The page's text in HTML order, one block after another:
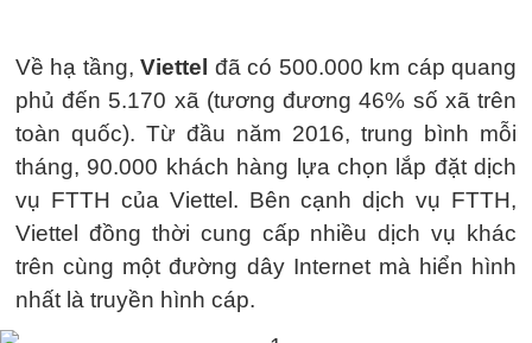
Về hạ tầng, Viettel đã có 500.000 km cáp quang
phủ đến 5.170 xã (tương đương 46% số xã trên
toàn quốc). Từ đầu năm 2016, trung bình mỗi
tháng, 90.000 khách hàng lựa chọn lắp đặt dịch
vụ FTTH của Viettel. Bên cạnh dịch vụ FTTH,
Viettel đồng thời cung cấp nhiều dịch vụ khác
trên cùng một đường dây Internet mà hiển hình
nhất là truyền hình cáp.